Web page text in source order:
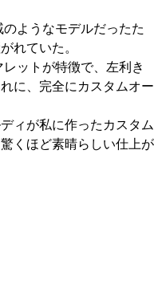
ようなモデルだったた
れていた。
レットが特徴で、左利き
に、完全にカスタムオー
ィが私に作ったカスタム
くほど素晴らしい仕上が